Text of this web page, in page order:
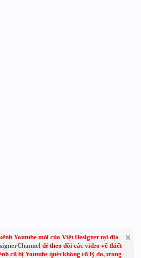
Youtube mới của Việt Designer tại địa
để theo dõi các video về thiết
cũ bị Youtube quét không rõ lý do, trong